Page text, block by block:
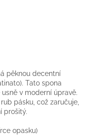
pěknou decentní
Tato spona
v moderní úpravě.
pásku, což zaručuje,
prošitý.
opasku)